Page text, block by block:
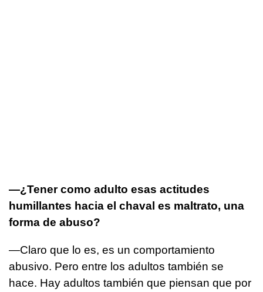
—¿Tener como adulto esas actitudes
humillantes hacia el chaval es maltrato, una
forma de abuso?
—Claro que lo es, es un comportamiento
abusivo. Pero entre los adultos también se
hace. Hay adultos también que piensan que por